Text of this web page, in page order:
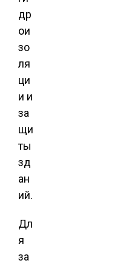
др
ои
зо
ля
ци
и и
за
щи
ты
зд
ан
ий.
Дл
я
за